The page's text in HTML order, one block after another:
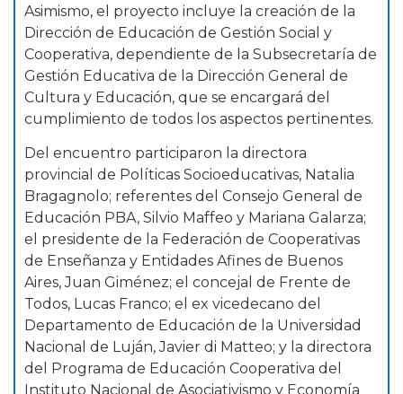
Asimismo, el proyecto incluye la creación de la
Dirección de Educación de Gestión Social y
Cooperativa, dependiente de la Subsecretaría de
Gestión Educativa de la Dirección General de
Cultura y Educación, que se encargará del
cumplimiento de todos los aspectos pertinentes.
Del encuentro participaron la directora
provincial de Políticas Socioeducativas, Natalia
Bragagnolo; referentes del Consejo General de
Educación PBA, Silvio Maffeo y Mariana Galarza;
el presidente de la Federación de Cooperativas
de Enseñanza y Entidades Afines de Buenos
Aires, Juan Giménez; el concejal de Frente de
Todos, Lucas Franco; el ex vicedecano del
Departamento de Educación de la Universidad
Nacional de Luján, Javier di Matteo; y la directora
del Programa de Educación Cooperativa del
Instituto Nacional de Asociativismo y Economía